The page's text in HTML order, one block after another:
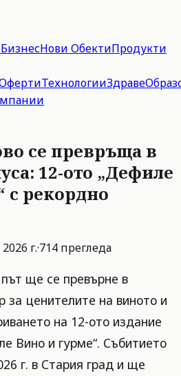
Нови ОбектиПродукти
ТехнологииЗдраве
се превръща в
12-ото „Дефиле
с рекордно
г.·714 прегледа
ще се превърне в
за ценителите на виното и
на 12-ото издание
Вино и гурме“. Събитието
г. в Стария град и ще